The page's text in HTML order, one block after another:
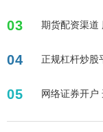
03 期货配资渠道
04 正规杠杆炒股
05 网络证券开户